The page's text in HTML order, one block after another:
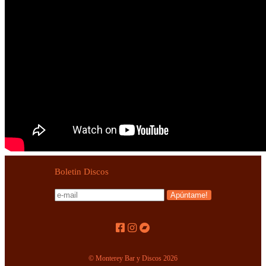
Boletin Discos
© Monterey Bar y Discos 2026